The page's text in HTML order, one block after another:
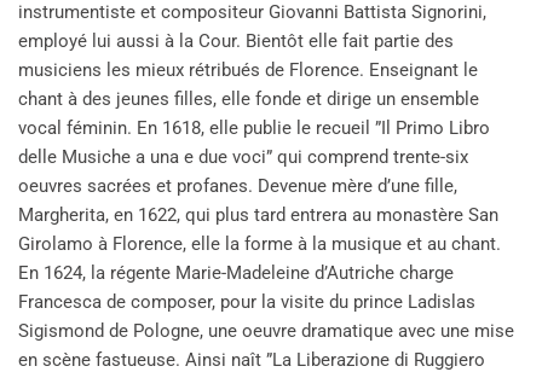
instrumentiste et compositeur Giovanni Battista Signorini,
employé lui aussi à la Cour. Bientôt elle fait partie des
musiciens les mieux rétribués de Florence. Enseignant le
chant à des jeunes filles, elle fonde et dirige un ensemble
vocal féminin. En 1618, elle publie le recueil ”Il Primo Libro
delle Musiche a una e due voci” qui comprend trente-six
oeuvres sacrées et profanes. Devenue mère d’une fille,
Margherita, en 1622, qui plus tard entrera au monastère San
Girolamo à Florence, elle la forme à la musique et au chant.
En 1624, la régente Marie-Madeleine d’Autriche charge
Francesca de composer, pour la visite du prince Ladislas
Sigismond de Pologne, une oeuvre dramatique avec une mise
en scène fastueuse. Ainsi naît ”La Liberazione di Ruggiero